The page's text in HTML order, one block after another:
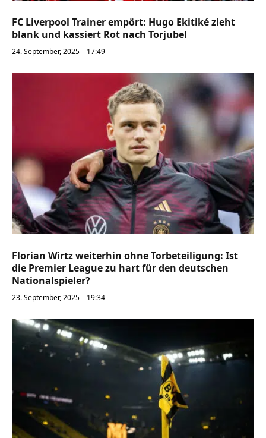
FC Liverpool Trainer empört: Hugo Ekitiké zieht
blank und kassiert Rot nach Torjubel
24. September, 2025 – 17:49
Florian Wirtz weiterhin ohne Torbeteiligung: Ist
die Premier League zu hart für den deutschen
Nationalspieler?
23. September, 2025 – 19:34